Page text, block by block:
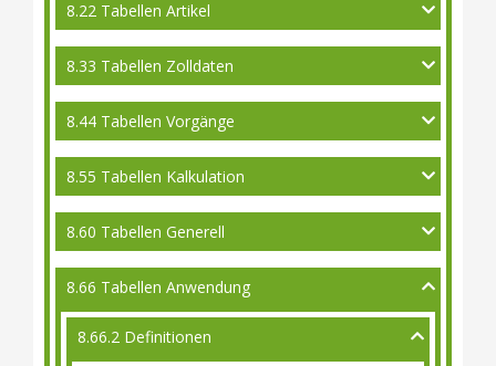
8.22 Tabellen Artikel
8.33 Tabellen Zolldaten
8.44 Tabellen Vorgänge
8.55 Tabellen Kalkulation
8.60 Tabellen Generell
8.66 Tabellen Anwendung
8.66.2 Definitionen